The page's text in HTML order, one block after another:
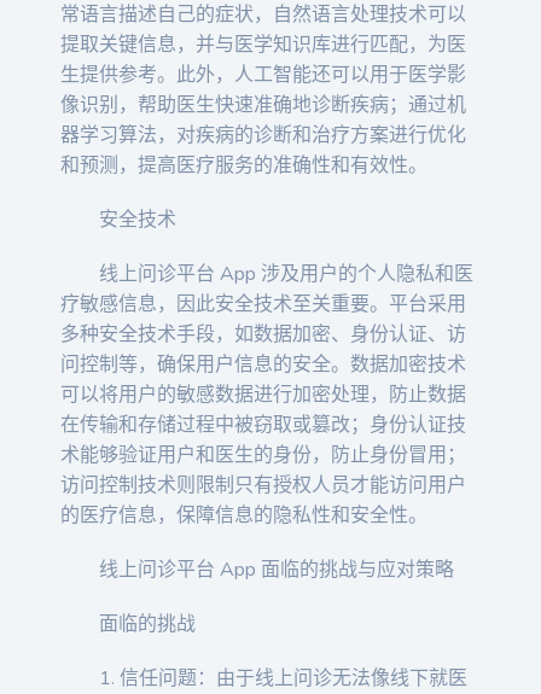
常语言描述自己的症状，自然语言处理技术可以
提取关键信息，并与医学知识库进行匹配，为医
生提供参考。此外，人工智能还可以用于医学影
像识别，帮助医生快速准确地诊断疾病；通过机
器学习算法，对疾病的诊断和治疗方案进行优化
和预测，提高医疗服务的准确性和有效性。
安全技术
线上问诊平台 App 涉及用户的个人隐私和医
疗敏感信息，因此安全技术至关重要。平台采用
多种安全技术手段，如数据加密、身份认证、访
问控制等，确保用户信息的安全。数据加密技术
可以将用户的敏感数据进行加密处理，防止数据
在传输和存储过程中被窃取或篡改；身份认证技
术能够验证用户和医生的身份，防止身份冒用；
访问控制技术则限制只有授权人员才能访问用户
的医疗信息，保障信息的隐私性和安全性。
线上问诊平台 App 面临的挑战与应对策略
面临的挑战
1. 信任问题：由于线上问诊无法像线下就医